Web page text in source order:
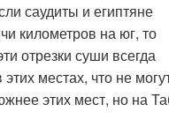
саудиты и египтяне
километров на юг, то
отрезки суши всегда
местах, что не
этих мест, но на